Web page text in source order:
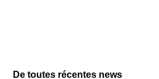
De toutes récentes news